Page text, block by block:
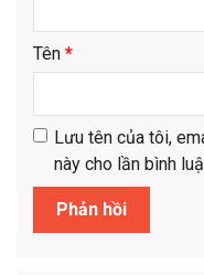
Tên *
Lưu tên của tôi,
này cho lần bình